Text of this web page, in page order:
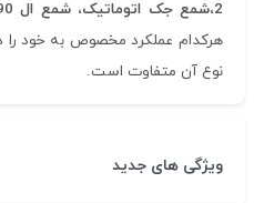
2،شمع جک اتوماتیک، شمع ال
هرکدام عملکرد مخصوص به خود را
نوع آن متفاوت است.
ویژگی های جدید